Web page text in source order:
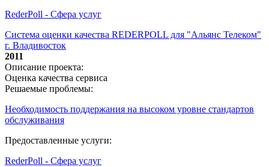
RederPoll - Сфера услуг
Система оценки качества REDERPOLL для "Альянс Телеком"
г. Владивосток
2011
Описание проекта:
Оценка качества сервиса
Решаемые проблемы:
Необходимость поддержания на высоком уровне стандартов
обслуживания
Предоставленные услуги:
RederPoll - Сфера услуг